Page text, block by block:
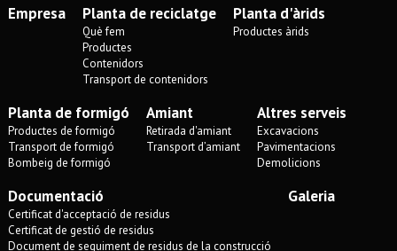
Empresa Planta de reciclatge
Què fem
Productes
Contenidors
Transport de contenidors
Planta d'àrids
Productes àrids
Planta de formigó
Productes de formigó
Transport de formigó
Bombeig de formigó
Amiant
Retirada d'amiant
Transport d’amiant
Altres serveis
Excavacions
Pavimentacions
Demolicions
Documentació
Certificat d'acceptació de residus
Certificat de gestió de residus
Document de seguiment de residus de la construcció
Galeria